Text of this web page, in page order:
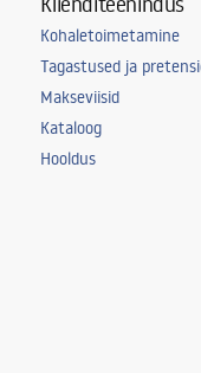
Kohaletoimetamine
Tagastused ja
Makseviisid
Kataloog
Hooldus